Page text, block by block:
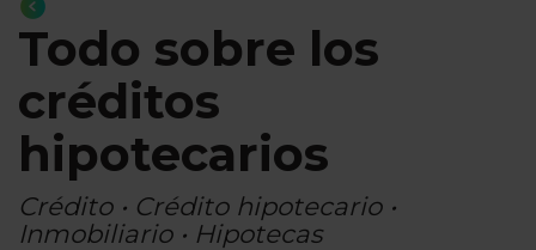
Todo sobre los
créditos
hipotecarios
Crédito • Crédito hipotecario •
Inmobiliario • Hipotecas